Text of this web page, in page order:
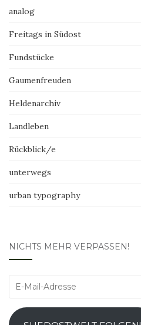
analog
Freitags in Südost
Fundstücke
Gaumenfreuden
Heldenarchiv
Landleben
Rückblick/e
unterwegs
urban typography
NICHTS MEHR VERPASSEN!
E-
Adresse